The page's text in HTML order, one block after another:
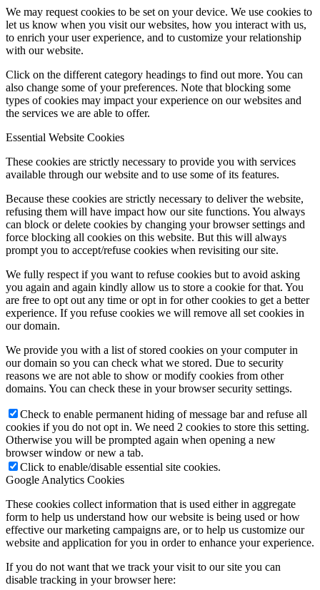
We may request cookies to be set on your device. We use cookies to
let us know when you visit our websites, how you interact with us,
to enrich your user experience, and to customize your relationship
with our website.
Click on the different category headings to find out more. You can
also change some of your preferences. Note that blocking some
types of cookies may impact your experience on our websites and
the services we are able to offer.
Essential Website Cookies
These cookies are strictly necessary to provide you with services
available through our website and to use some of its features.
Because these cookies are strictly necessary to deliver the website,
refusing them will have impact how our site functions. You always
can block or delete cookies by changing your browser settings and
force blocking all cookies on this website. But this will always
prompt you to accept/refuse cookies when revisiting our site.
We fully respect if you want to refuse cookies but to avoid asking
you again and again kindly allow us to store a cookie for that. You
are free to opt out any time or opt in for other cookies to get a better
experience. If you refuse cookies we will remove all set cookies in
our domain.
We provide you with a list of stored cookies on your computer in
our domain so you can check what we stored. Due to security
reasons we are not able to show or modify cookies from other
domains. You can check these in your browser security settings.
Check to enable permanent hiding of message bar and refuse all
cookies if you do not opt in. We need 2 cookies to store this setting.
Otherwise you will be prompted again when opening a new
browser window or new a tab.
Click to enable/disable essential site cookies.
Google Analytics Cookies
These cookies collect information that is used either in aggregate
form to help us understand how our website is being used or how
effective our marketing campaigns are, or to help us customize our
website and application for you in order to enhance your experience.
If you do not want that we track your visit to our site you can
disable tracking in your browser here: